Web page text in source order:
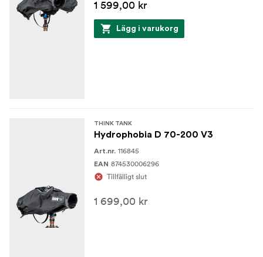
A7Riii, A7Riv, A9, A9ii -seriens kamerahus och A77
1 599,00 kr
Lägg i varukorg
THINK TANK
Hydrophobia D 70-200 V3
Art.nr. 116845
EAN 874530006296
Tillfälligt slut
1 699,00 kr